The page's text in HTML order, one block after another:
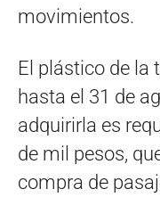
movimientos.
El plástico de la
hasta el 31 de
adquirirla es
de mil pesos,
compra de